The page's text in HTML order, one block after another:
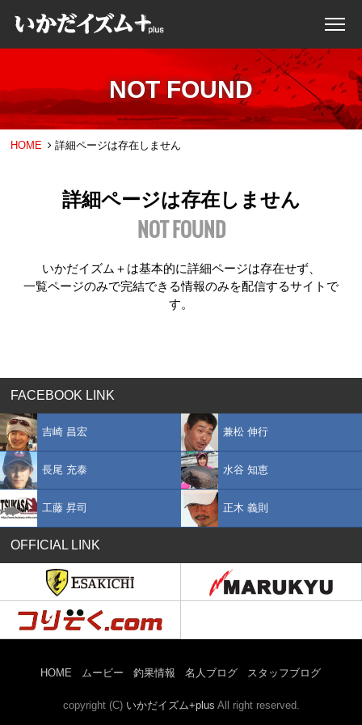
NOT FOUND
HOME 詳細ページは存在しません
詳細ページは存在しません
NOT FOUND
いかだイズム＋は基本的に詳細ページは存在せず、
一覧ページのみで完結できる情報のみを配信するサイトで
す。
FACEBOOK LINK
吉崎 昌宏 兼松 伸行
長尾 充泰 水谷 知恵
工藤 昇司 正木 義則
OFFICIAL LINK
HOME ムービー 釣果情報 名人ブログ スタッフブログ
copyright (C) いかだイズム+plus All right reserved.